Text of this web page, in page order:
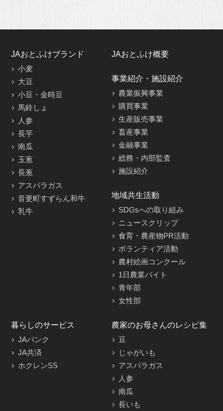
JAおとふけブランド
小麦
大豆
小豆・金時豆
馬鈴しょ
人参
長芋
南瓜
玉葱
長葱
アスパラガス
音更町すずらん和牛
乳牛
JAおとふけ概要
事業紹介・施設紹介
農業振興事業
購買事業
生産販売事業
畜産事業
金融事業
総務・内部監査
施設紹介
地域共生活動
SDGsへの取り組み
ニュースクリップ
食育・農産物PR活動
ボランティア活動
農村絵画コンクール
1日農業バイト
青年部
女性部
暮らしのサービス
JAバンク
JA共済
ホクレンSS
農家のお母さんのレシピ集
豆
じゃがいも
アスパラガス
人参
南瓜
長いも